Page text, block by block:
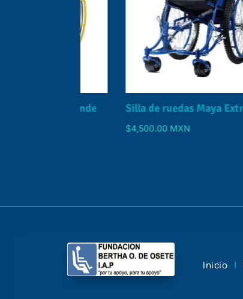
Silla de ruedas Maya Extreme
MXN
Inicio |